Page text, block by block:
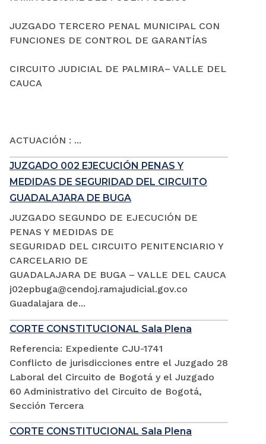
JUZGADO TERCERO PENAL MUNICIPAL CON
FUNCIONES DE CONTROL DE GARANTÍAS
CIRCUITO JUDICIAL DE PALMIRA– VALLE DEL
CAUCA
ACTUACIÓN : ...
JUZGADO 002 EJECUCIÓN PENAS Y
MEDIDAS DE SEGURIDAD DEL CIRCUITO
GUADALAJARA DE BUGA
JUZGADO SEGUNDO DE EJECUCIÓN DE
PENAS Y MEDIDAS DE
SEGURIDAD DEL CIRCUITO PENITENCIARIO Y
CARCELARIO DE
GUADALAJARA DE BUGA – VALLE DEL CAUCA
j02epbuga@cendoj.ramajudicial.gov.co
Guadalajara de...
CORTE CONSTITUCIONAL Sala Plena
Referencia: Expediente CJU-1741
Conflicto de jurisdicciones entre el Juzgado 28
Laboral del Circuito de Bogotá y el Juzgado
60 Administrativo del Circuito de Bogotá,
Sección Tercera
CORTE CONSTITUCIONAL Sala Plena